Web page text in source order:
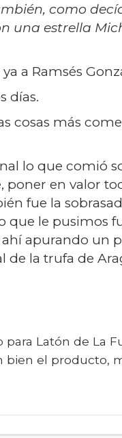
como
una estrella
a Ramsés
días.
cosas más
lo que comió
poner en valor
fue la
que le pusimos
apurando un
de la trufa de
para Latón de La
bien el producto,